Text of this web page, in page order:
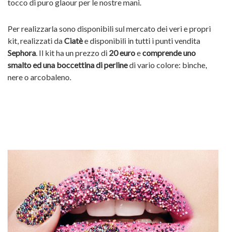
tocco di puro glaour per le nostre mani.
Per realizzarla sono disponibili sul mercato dei veri e propri
kit, realizzati daCiatèe disponibili in tutti i punti vendita
Sephora. Il kit ha un prezzo di 20 euroecomprende uno
smalto ed una boccettina di perlinedi vario colore: binche,
nere o arcobaleno.